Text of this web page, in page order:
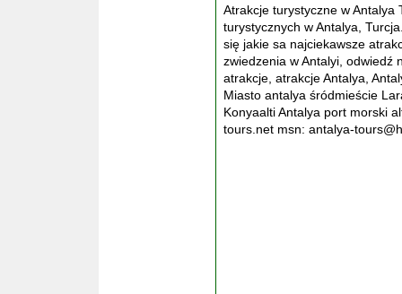
Atrakcje turystyczne w
turystycznych w Antalya,
się jakie sa najciekawsze
zwiedzenia w Antalyi, odwiedź
atrakcje, atrakcje Antalya,
Miasto antalya śródmieście
Konyaalti Antalya port morski
tours.net msn: antalya-